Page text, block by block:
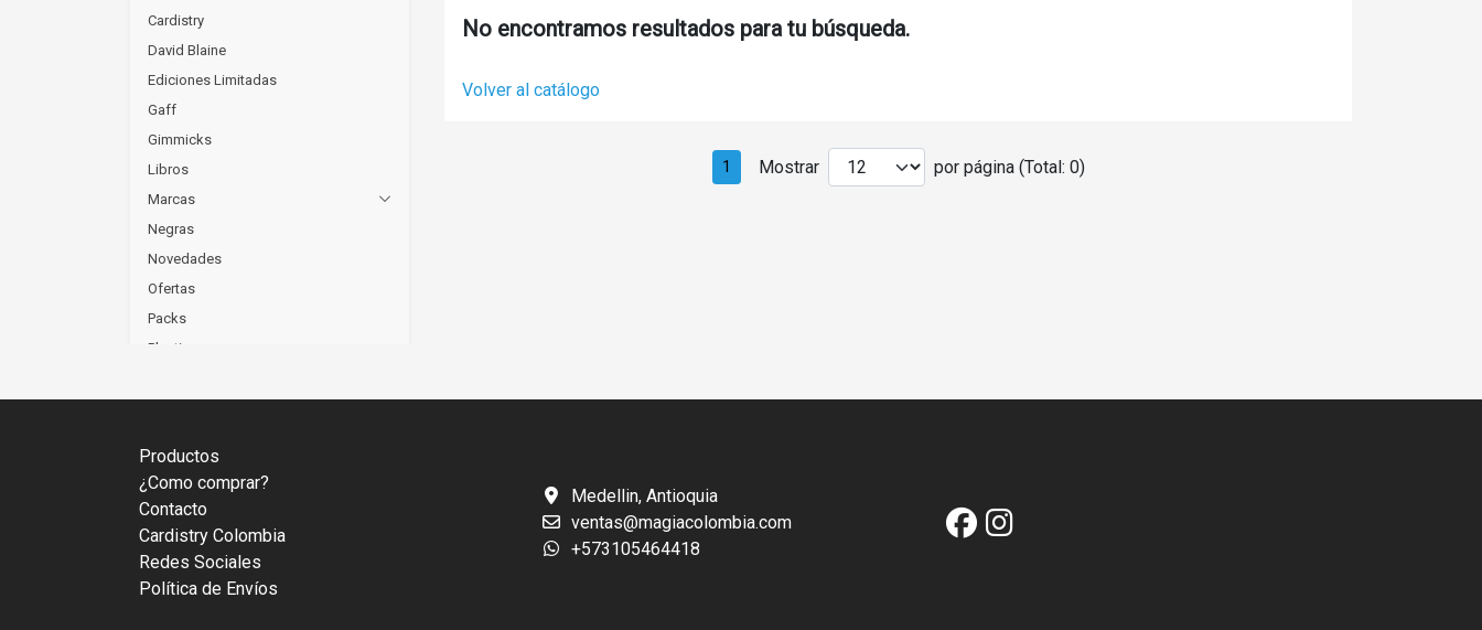
Cardistry
David Blaine
Ediciones Limitadas
Gaff
Gimmicks
Libros
Marcas
Negras
Novedades
Ofertas
Packs
Plasticas
Tarot
Trucos de Magia
Videos
No encontramos resultados para tu búsqueda.
Volver al catálogo
1 Mostrar por página (Total: 0)
Productos
¿Como comprar?
Contacto
Cardistry Colombia
Redes Sociales
Política de Envíos
Medellin, Antioquia
ventas@magiacolombia.com
+573105464418